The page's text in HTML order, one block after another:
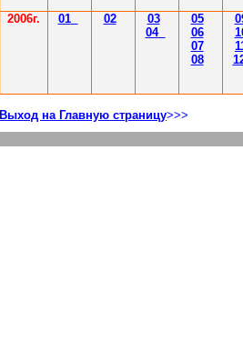
2006г. 01 02
03
04
05
06
07
08
Выход на Главную страницу>>>